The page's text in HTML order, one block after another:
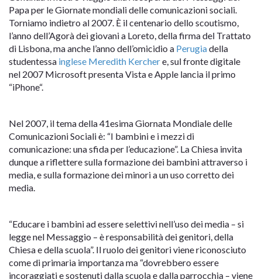
Papa per le Giornate mondiali delle comunicazioni sociali.
Torniamo indietro al 2007. È il centenario dello scoutismo,
l’anno dell’Agorà dei giovani a Loreto, della firma del Trattato
di Lisbona, ma anche l’anno dell’omicidio a Perugiadella
studentessa inglese Meredith Kerchere, sul fronte digitale
nel 2007 Microsoft presenta Vista e Apple lancia il primo
“iPhone“.
Nel 2007, il tema della 41esima Giornata Mondiale delle
Comunicazioni Sociali è: “I bambini e i mezzi di
comunicazione: una sfida per l’educazione”. La Chiesa invita
dunque a riflettere sulla formazione dei bambini attraverso i
media, e sulla formazione dei minori a un uso corretto dei
media.
“Educare i bambini ad essere selettivi nell’uso dei media – si
legge nel Messaggio – è responsabilità dei genitori, della
Chiesa e della scuola”. Il ruolo dei genitori viene riconosciuto
come di primaria importanza ma “dovrebbero essere
incoraggiati e sostenuti dalla scuola e dalla parrocchia – viene